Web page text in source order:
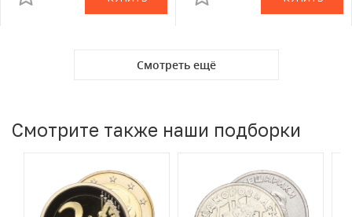
Смотреть ещё
Смотрите также наши подборки